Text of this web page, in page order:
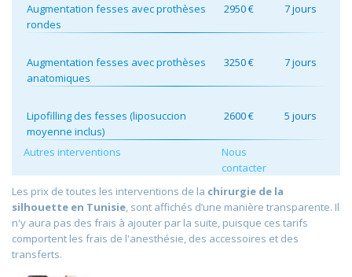
Augmentation fesses avec prothèses
rondes
2950 € 7 jours
Augmentation fesses avec prothèses
anatomiques
3250 € 7 jours
Lipofilling des fesses (liposuccion
moyenne inclus)
2600 € 5 jours
Autres interventions
Nous
contacter
Les prix de toutes les interventions de la chirurgie de la
silhouette en Tunisie, sont affichés d’une manière transparente. Il
n'y aura pas des frais à ajouter par la suite, puisque ces tarifs
comportent les frais de l'anesthésie, des accessoires et des
transferts.